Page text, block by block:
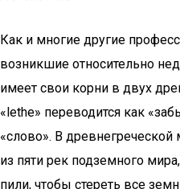
Как и многие другие
возникшие относительно
имеет свои корни в двух
«lethe» переводится как
«слово». В
из пяти рек подземного
пили, чтобы стереть все